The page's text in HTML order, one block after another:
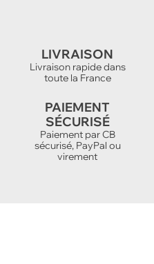
LIVRAISON
Livraison rapide dans
toute la France
PAIEMENT
SÉCURISÉ
Paiement par CB
sécurisé, PayPal ou
virement